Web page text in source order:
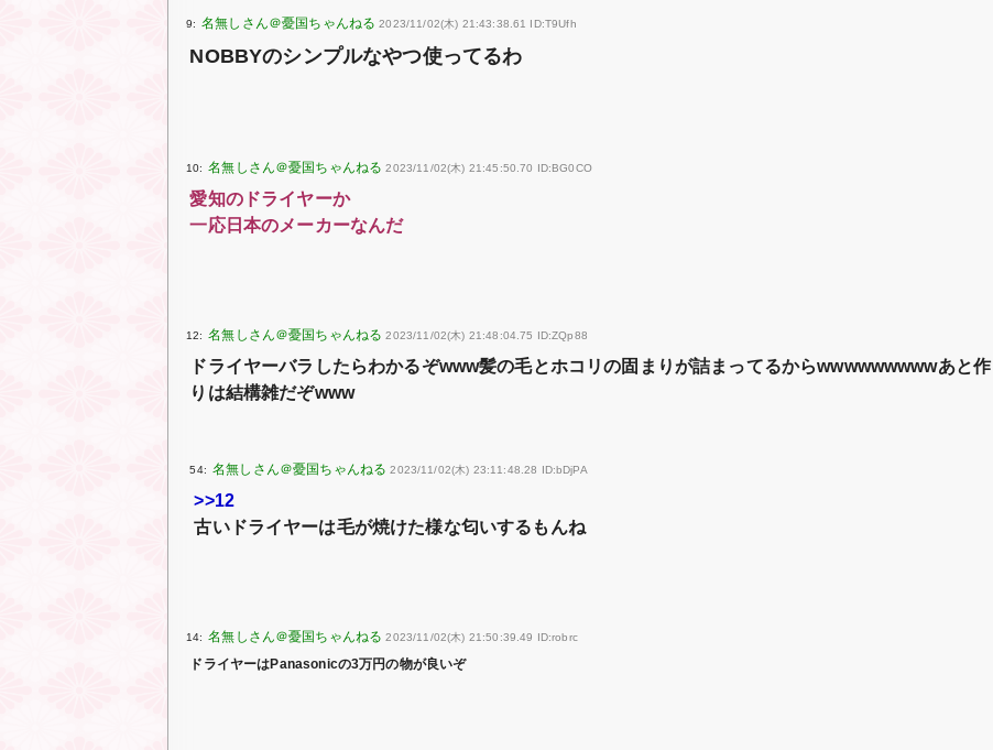
9: 2023/11/02(木) 21:43:38.61 ID:T9Ufh
NOBBYのシンプルなやつ使ってるわ
10: 2023/11/02(木) 21:45:50.70 ID:BG0CO
愛知のドライヤーか
一応日本のメーカーなんだ
12: 2023/11/02(木) 21:48:04.75 ID:ZQp88
ドライヤーバラしたらわかるぞwww髪の毛とホコリの固まりが詰まってるからwwwwwwwwwあと作
りは結構雑だぞwww
54: 2023/11/02(木) 23:11:48.28 ID:bDjPA
>>12
古いドライヤーは毛が焼けた様な匂いするもんね
14: 2023/11/02(木) 21:50:39.49 ID:robrc
ドライヤーはPanasonicの3万円の物が良いぞ